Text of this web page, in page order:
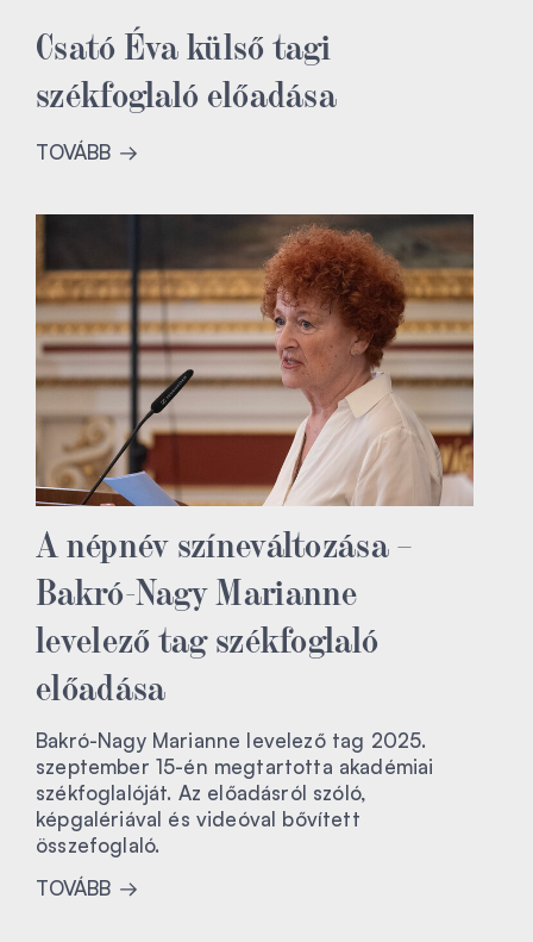
Csató Éva külső tagi
székfoglaló előadása
TOVÁBB
A népnév színeváltozása –
Bakró-Nagy Marianne
levelező tag székfoglaló
előadása
Bakró-Nagy Marianne levelező tag 2025.
szeptember 15-én megtartotta akadémiai
székfoglalóját. Az előadásról szóló,
képgalériával és videóval bővített
összefoglaló.
TOVÁBB